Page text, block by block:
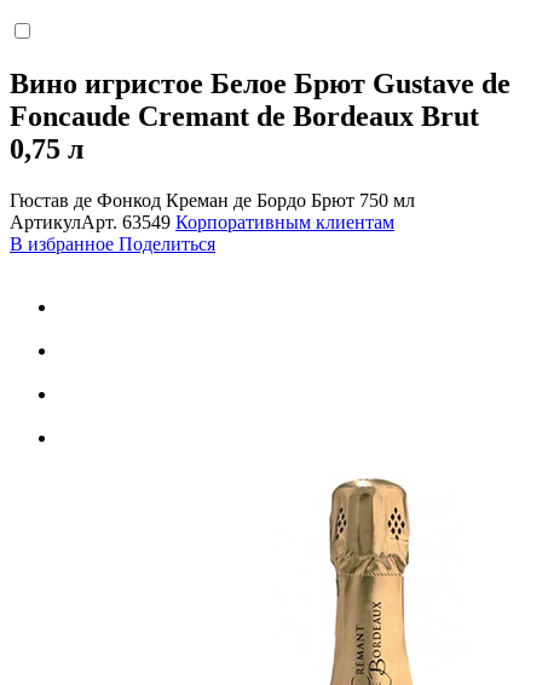
Вино игристое Белое Брют Gustave de
Foncaude Cremant de Bordeaux Brut
0,75 л
Гюстав де Фонкод Креман де Бордо Брют 750 мл
АртикулАрт. 63549 Корпоративным клиентам
В избранное Поделиться